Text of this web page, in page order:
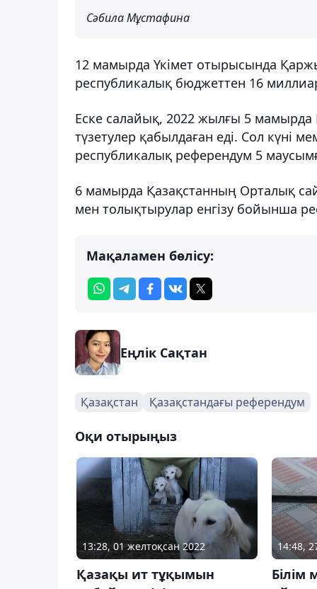
Сәбила Мұстафина
12 мамырда Үкімет отырысында
республикалық бюджеттен 16
Еске салайық, 2022 жылғы 5 мамырда
түзетулер қабылдаған еді. Сол күні
республикалық референдум 5
6 мамырда Қазақстанның Орталық
мен толықтырулар енгізу бойынша
Мақаламен бөлісу:
Еңлік Сақтан
Қазақстан Қазақстандағы референдум
Оқи отырыңыз
13:28, 01 желтоқсан 2022
Қазақы ит тұқымын
14:48,
Білім